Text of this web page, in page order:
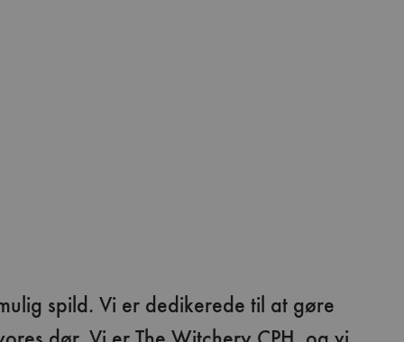
spild. Vi er dedikerede til at gøre